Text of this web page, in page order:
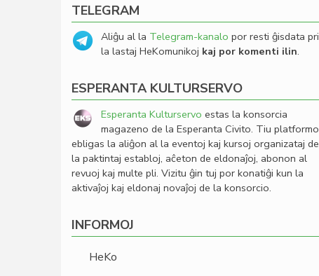
TELEGRAM
Aliĝu al la Telegram-kanalo por resti ĝisdata pri
la lastaj HeKomunikoj kaj por komenti ilin.
ESPERANTA KULTURSERVO
Esperanta Kulturservo estas la konsorcia
magazeno de la Esperanta Civito. Tiu platformo
ebligas la aliĝon al la eventoj kaj kursoj organizataj de
la paktintaj establoj, aĉeton de eldonaĵoj, abonon al
revuoj kaj multe pli. Vizitu ĝin tuj por konatiĝi kun la
aktivaĵoj kaj eldonaj novaĵoj de la konsorcio.
INFORMOJ
HeKo